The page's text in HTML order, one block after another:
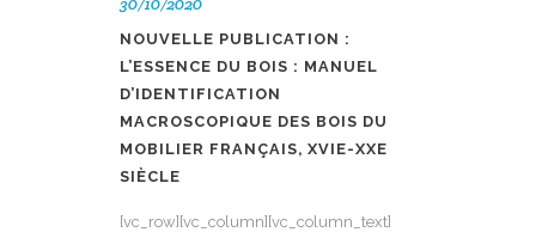
NOUVELLE PUBLICATION :
L’ESSENCE DU BOIS : MANUEL
D’IDENTIFICATION
MACROSCOPIQUE DES BOIS DU
MOBILIER FRANÇAIS, XVIE-XXE
SIÈCLE
[vc_row][vc_column][vc_column_text]